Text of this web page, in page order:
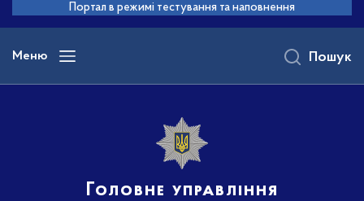
основного
вмісту
Портал в режимі тестування та наповнення
Меню
Головне управління
Пошук